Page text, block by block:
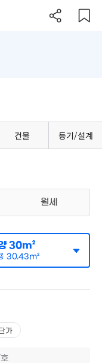
원
30m²
건물 등기/설계
월세
30m²
30.43m²
가